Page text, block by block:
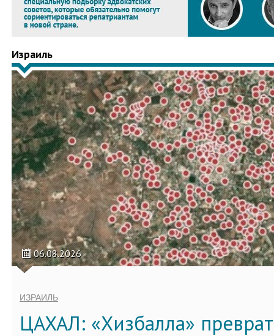
Израиль
06.08.2026
ИЗРАИЛЬ
ЦАХАЛ: «Хизбалла»